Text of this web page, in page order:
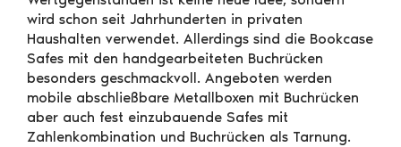
wird schon seit Jahrhunderten in privaten
Haushalten verwendet. Allerdings sind die Bookcase
Safes mit den handgearbeiteten Buchrücken
besonders geschmackvoll. Angeboten werden
mobile abschließbare Metallboxen mit Buchrücken
aber auch fest einzubauende Safes mit
Zahlenkombination und Buchrücken als Tarnung.